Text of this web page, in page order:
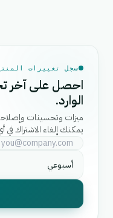
سجل تغييرات
الوارد.
ميزات وتحسينات
يمكنك إلغاء الاشتراك